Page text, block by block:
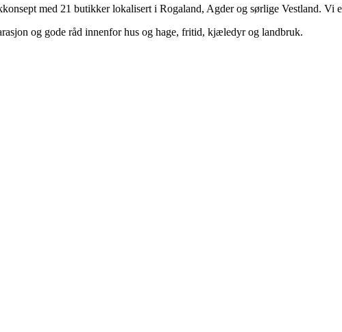
med 21 butikker lokalisert i Rogaland, Agder og sørlige Vestland. Vi
og gode råd innenfor hus og hage, fritid, kjæledyr og landbruk.